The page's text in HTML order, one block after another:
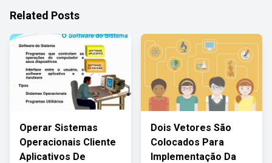
Related Posts
Operar Sistemas
Operacionais Cliente
Aplicativos De
Dois Vetores São
Colocados Para
Implementação Da